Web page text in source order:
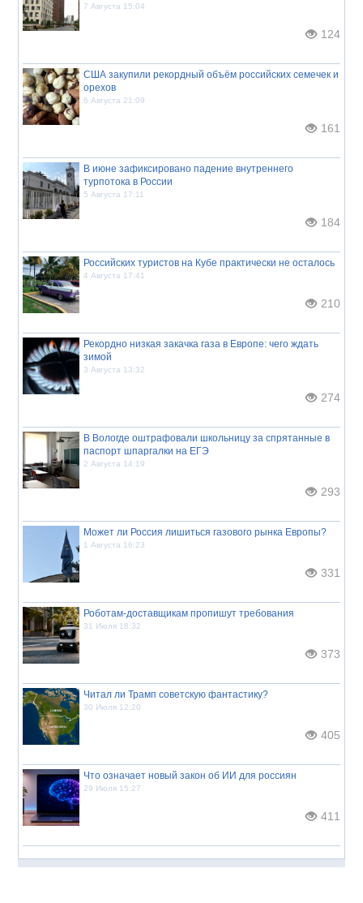
7 Августа 15:04
124
США закупили рекордный объём российских семечек и
орехов
6 Августа 21:09
161
В июне зафиксировано падение внутреннего
турпотока в России
5 Августа 17:11
184
Российских туристов на Кубе практически не осталось
4 Августа 17:41
210
Рекордно низкая закачка газа в Европе: чего ждать
зимой
3 Августа 13:32
274
В Вологде оштрафовали школьницу за спрятанные в
паспорт шпаргалки на ЕГЭ
2 Августа 14:19
293
Может ли Россия лишиться газового рынка Европы?
1 Августа 16:23
331
Роботам-доставщикам пропишут требования
31 Июля 18:32
373
Читал ли Трамп советскую фантастику?
30 Июля 12:20
405
Что означает новый закон об ИИ для россиян
29 Июля 15:27
411